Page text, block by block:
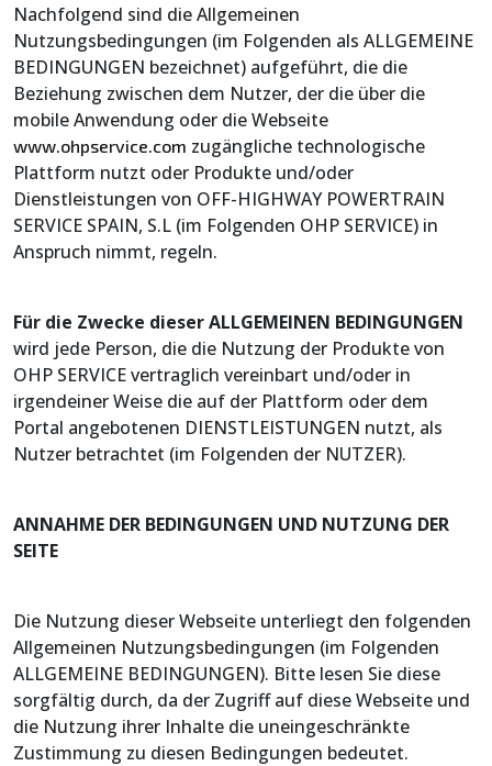
Nachfolgend sind die Allgemeinen
Nutzungsbedingungen (im Folgenden als ALLGEMEINE
BEDINGUNGEN bezeichnet) aufgeführt, die die
Beziehung zwischen dem Nutzer, der die über die
mobile Anwendung oder die Webseite
www.ohpservice.com zugängliche technologische
Plattform nutzt oder Produkte und/oder
Dienstleistungen von OFF-HIGHWAY POWERTRAIN
SERVICE SPAIN, S.L (im Folgenden OHP SERVICE) in
Anspruch nimmt, regeln.
Für die Zwecke dieser ALLGEMEINEN BEDINGUNGEN
wird jede Person, die die Nutzung der Produkte von
OHP SERVICE vertraglich vereinbart und/oder in
irgendeiner Weise die auf der Plattform oder dem
Portal angebotenen DIENSTLEISTUNGEN nutzt, als
Nutzer betrachtet (im Folgenden der NUTZER).
ANNAHME DER BEDINGUNGEN UND NUTZUNG DER
SEITE
Die Nutzung dieser Webseite unterliegt den folgenden
Allgemeinen Nutzungsbedingungen (im Folgenden
ALLGEMEINE BEDINGUNGEN). Bitte lesen Sie diese
sorgfältig durch, da der Zugriff auf diese Webseite und
die Nutzung ihrer Inhalte die uneingeschränkte
Zustimmung zu diesen Bedingungen bedeutet.